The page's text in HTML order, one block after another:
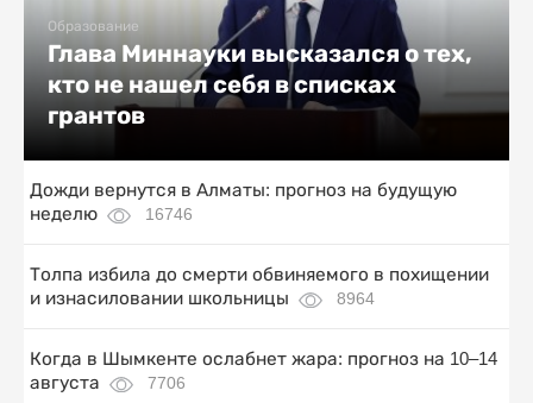
Образование
Глава Миннауки высказался о тех,
кто не нашел себя в списках
грантов
Дожди вернутся в Алматы: прогноз на будущую
неделю
16746
Толпа избила до смерти обвиняемого в похищении
и изнасиловании школьницы
8964
Когда в Шымкенте ослабнет жара: прогноз на 10–14
августа
7706